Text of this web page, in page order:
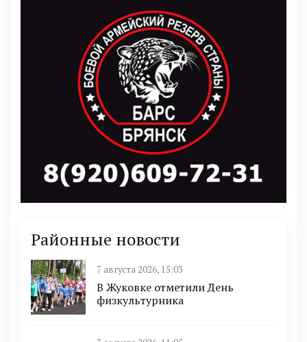
Районные новости
7 августа 2026, 15:03
В Жуковке отметили День
физкультурника